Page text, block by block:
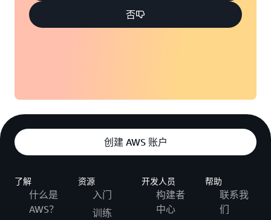
否
创建 AWS 账户
了解
什么是
AWS？
资源
入门
训练
开发人员
构建者
中心
帮助
联系我
们